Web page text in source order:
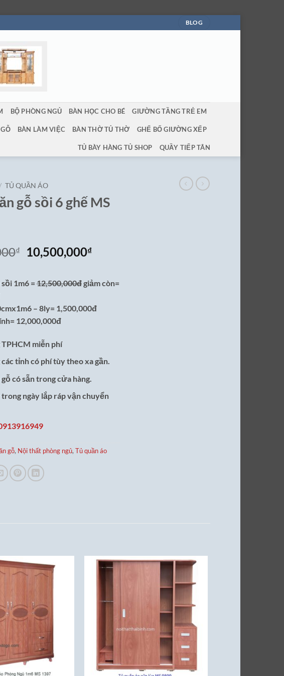
BLOG
BỘ PHÒNG NGỦ BÀN HỌC CHO BÉ GIƯỜNG TẦNG TRẺ EM
BÀN LÀM VIỆC BÀN THỜ TỦ THỜ GHẾ BỐ GIƯỜNG XẾP
TỦ BÀY HÀNG TỦ SHOP QUẦY TIẾP TÂN
/ TỦ QUẦN ÁO
gỗ sồi 6 ghế MS
₫
Giá
gốc
12,500,000₫.
10,500,000₫Giá
là:
1m6 =12,500,000đgiảm còn=
– 8ly= 1,500,000đ
12,000,000đ
TPHCM miễn phí
các tỉnh có phí tùy theo xa gần.
có sẵn trong cửa hàng.
trong ngày lắp ráp vận chuyển
gỗ, Nội thất phòng ngủ, Tủ quần áo